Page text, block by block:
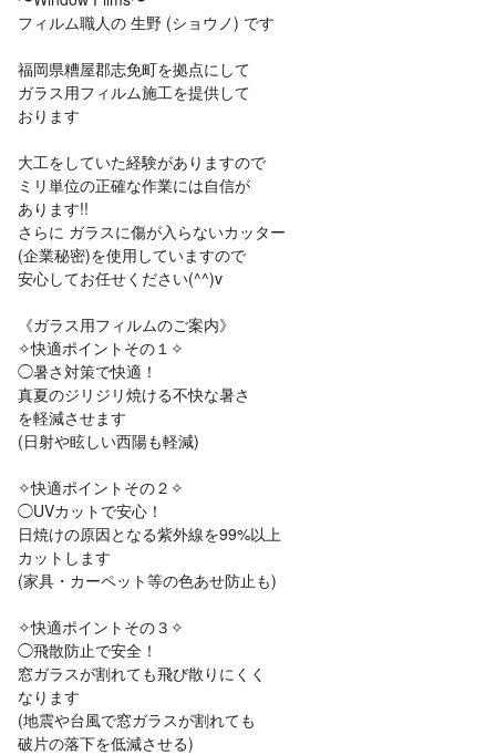
フィルム職人の 生野 (ショウノ) です
福岡県糟屋郡志免町を拠点にして
ガラス用フィルム施工を提供して
おります
大工をしていた経験がありますので
ミリ単位の正確な作業には自信が
あります!!
さらに ガラスに傷が入らないカッター
(企業秘密)を使用していますので
安心してお任せください(^^)v
《ガラス用フィルムのご案内》
✧快適ポイントその１✧
◯暑さ対策で快適！
真夏のジリジリ焼ける不快な暑さ
を軽減させます
(日射や眩しい西陽も軽減)
✧快適ポイントその２✧
◯UVカットで安心！
日焼けの原因となる紫外線を99%以上
カットします
(家具・カーペット等の色あせ防止も)
✧快適ポイントその３✧
◯飛散防止で安全！
窓ガラスが割れても飛び散りにくく
なります
(地震や台風で窓ガラスが割れても
破片の落下を低減させる)